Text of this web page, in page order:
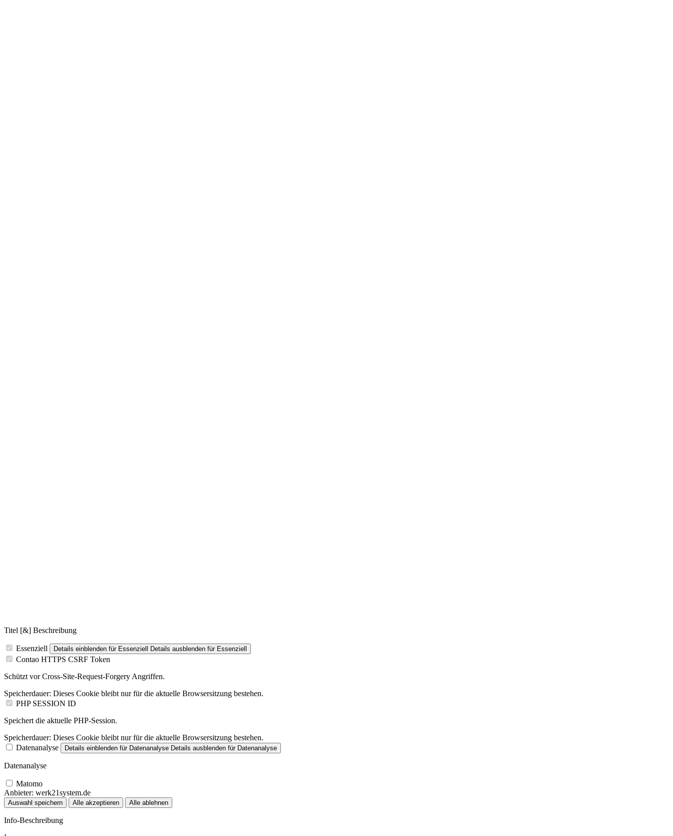
Titel [&] Beschreibung
Essenziell Details einblenden für Essenziell Details ausblenden für Essenziell
Contao HTTPS CSRF Token
Schützt vor Cross-Site-Request-Forgery Angriffen.
Speicherdauer: Dieses Cookie bleibt nur für die aktuelle Browsersitzung bestehen.
PHP SESSION ID
Speichert die aktuelle PHP-Session.
Speicherdauer: Dieses Cookie bleibt nur für die aktuelle Browsersitzung bestehen.
Datenanalyse
Details einblenden für Datenanalyse Details ausblenden für Datenanalyse
Datenanalyse
Matomo
Anbieter: werk21system.de
Auswahl speichern Alle akzeptieren Alle ablehnen
Info-Beschreibung